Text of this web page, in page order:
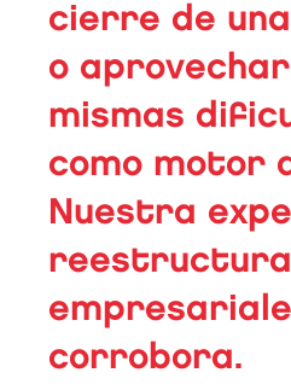
cierre de
o
mismas
como motor
Nuestra
corrobora.